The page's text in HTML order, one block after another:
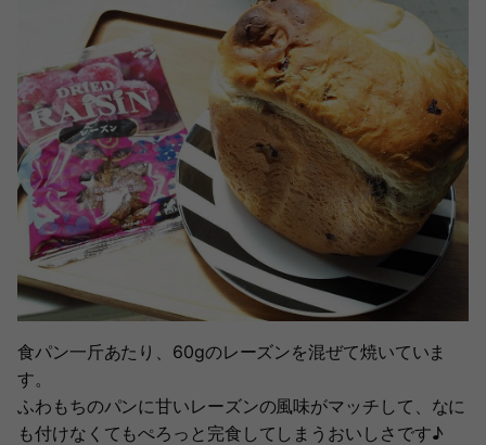
食パン一斤あたり、60gのレーズンを混ぜて焼いていま
す。
ふわもちのパンに甘いレーズンの風味がマッチして、なに
も付けなくてもぺろっと完食してしまうおいしさです♪